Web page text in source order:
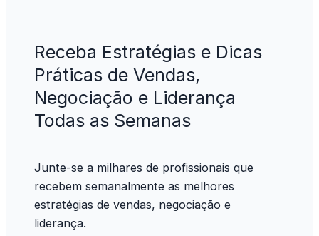
Receba Estratégias e Dicas
Práticas de Vendas,
Negociação e Liderança
Todas as Semanas
Junte-se a milhares de profissionais que
recebem semanalmente as melhores
estratégias de vendas, negociação e
liderança.